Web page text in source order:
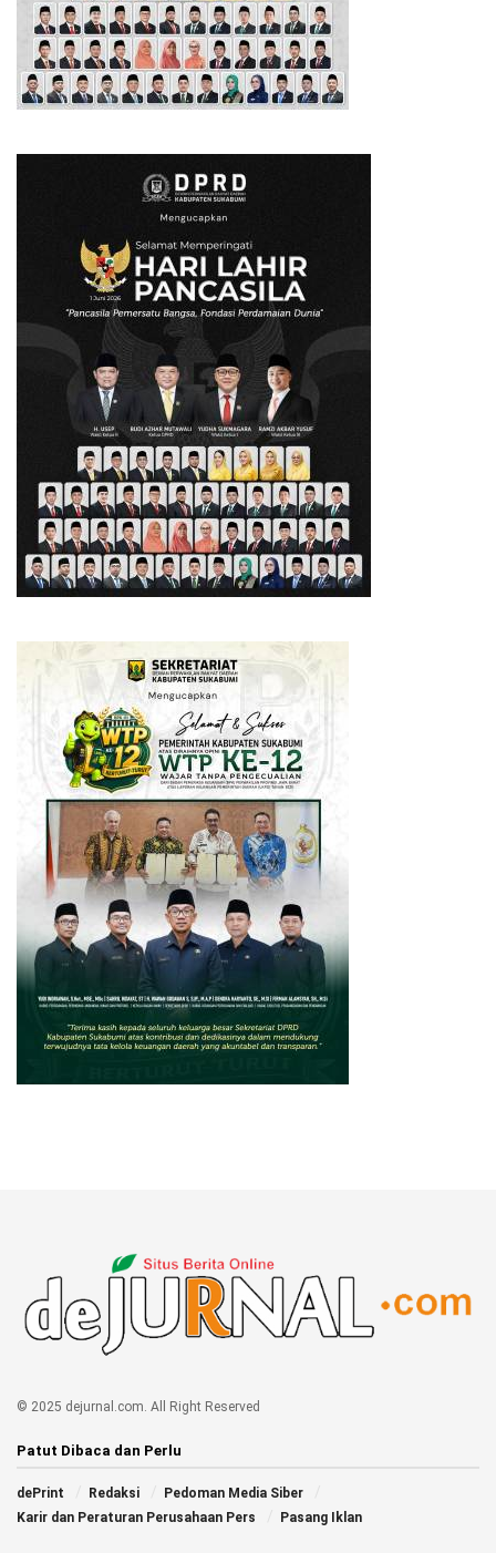
© 2025 dejurnal.com. All Right Reserved
Patut Dibaca dan Perlu
dePrint Redaksi
Pedoman Media Siber
Karir dan Peraturan Perusahaan Pers
Pasang Iklan